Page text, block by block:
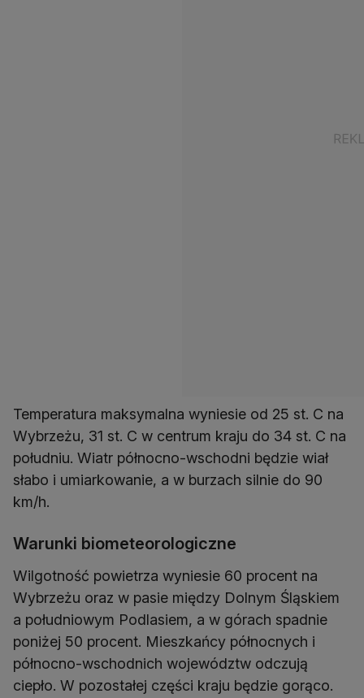
Temperatura maksymalna wyniesie od 25 st. C na
Wybrzeżu, 31 st. C w centrum kraju do 34 st. C na
południu. Wiatr północno-wschodni będzie wiał
słabo i umiarkowanie, a w burzach silnie do 90
km/h.
Warunki biometeorologiczne
Wilgotność powietrza wyniesie 60 procent na
Wybrzeżu oraz w pasie między Dolnym Śląskiem
a południowym Podlasiem, a w górach spadnie
poniżej 50 procent. Mieszkańcy północnych i
północno-wschodnich województw odczują
ciepło. W pozostałej części kraju będzie gorąco.